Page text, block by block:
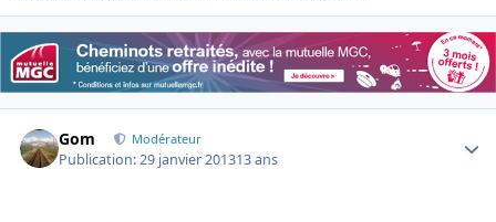
Gom Modérateur
Publication:29 janvier 201313 ans